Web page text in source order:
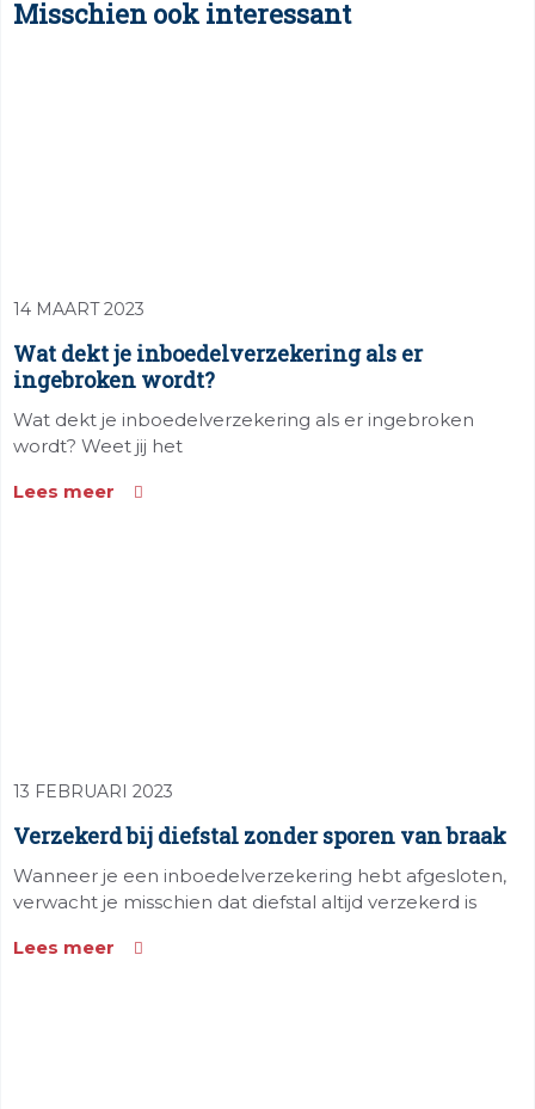
Misschien ook interessant
14 MAART 2023
Wat dekt je inboedelverzekering als er
ingebroken wordt?
Wat dekt je inboedelverzekering als er ingebroken
wordt? Weet jij het
Lees meer
13 FEBRUARI 2023
Verzekerd bij diefstal zonder sporen van braak
Wanneer je een inboedelverzekering hebt afgesloten,
verwacht je misschien dat diefstal altijd verzekerd is
Lees meer